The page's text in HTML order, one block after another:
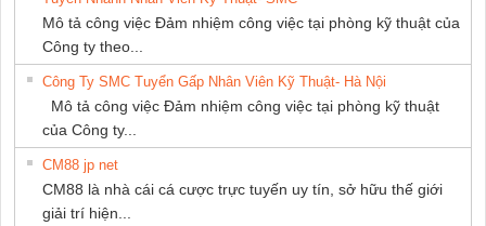
Mô tả công việc Đảm nhiệm công việc tại phòng kỹ thuật của
Công ty theo...
Công Ty SMC Tuyển Gấp Nhân Viên Kỹ Thuật- Hà Nội
Mô tả công việc Đảm nhiệm công việc tại phòng kỹ thuật
của Công ty...
CM88 jp net
CM88 là nhà cái cá cược trực tuyến uy tín, sở hữu thế giới
giải trí hiện...